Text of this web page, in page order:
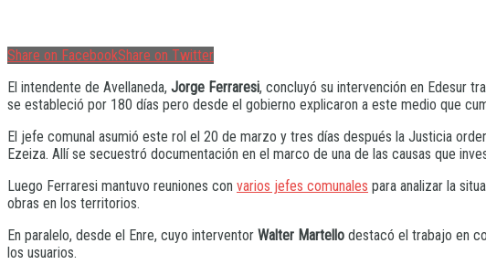
Share on FacebookShare on Twitter
El intendente de Avellaneda, Jorge Ferraresi, concluyó su intervención en Edesur
se estableció por 180 días pero desde el gobierno explicaron a este medio que
El jefe comunal asumió este rol el 20 de marzo y tres días después la Justicia
Ezeiza. Allí se secuestró documentación en el marco de una de las causas que
Luego Ferraresi mantuvo reuniones con varios jefes comunales para analizar la
obras en los territorios.
En paralelo, desde el Enre, cuyo interventor Walter Martello destacó el trabajo en
los usuarios.